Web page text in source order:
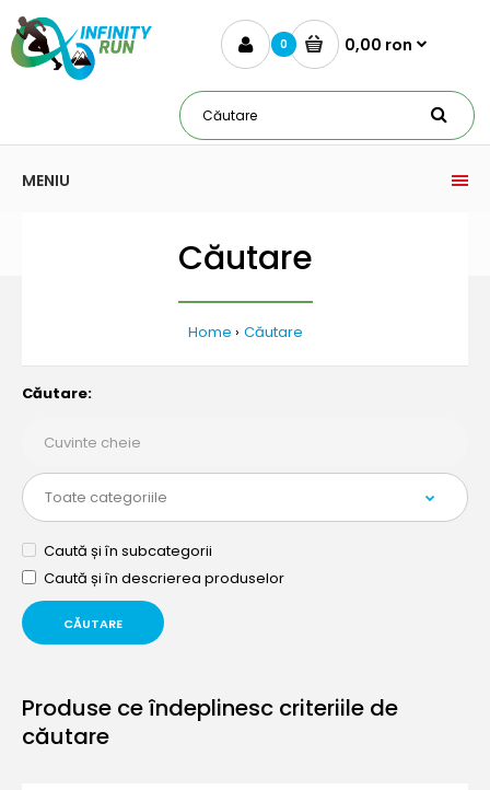
0 0,00 ron
MENIU
Căutare
Home Căutare
Căutare:
Caută și în subcategorii
Caută și în descrierea produselor
Produse ce îndeplinesc criteriile de
căutare